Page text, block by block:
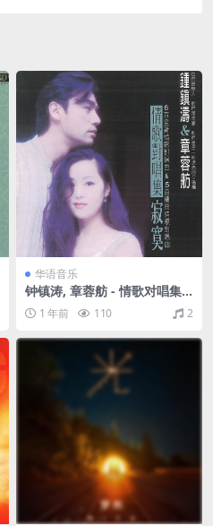
华语音乐
钟镇涛, 章蓉舫 - 情歌对唱集·
寂寞（1994/FLAC/分轨/284
M）1 年前 110 2